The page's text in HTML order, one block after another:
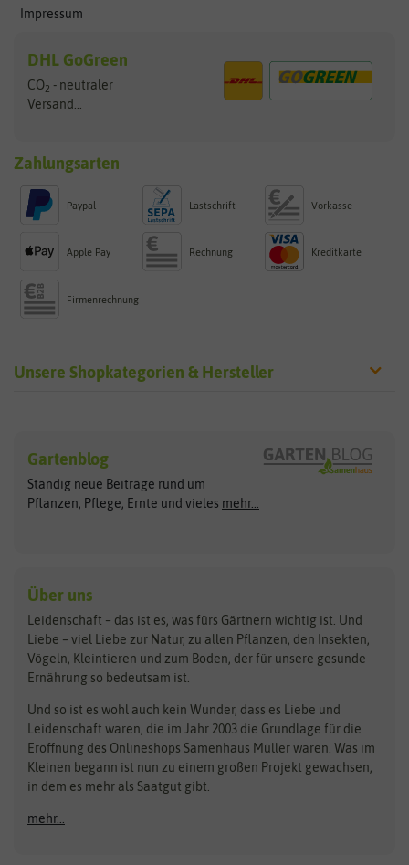
Impressum
DHL GoGreen
CO2 - neutraler
Versand...
Zahlungsarten
Paypal Lastschrift Vorkasse
Apple Pay Rechnung Kreditkarte
Firmenrechnung
Unsere Shopkategorien & Hersteller
Exotische Samen
Gemüsesamen
Gründünger
Kräutersamen
Obstsamen
Pilzbrut
Rasensamen
Steckzwiebeln
Zimmer & Kübelpflanzen
Kataloge
Schnäppchen
Anzucht & Gartenzubehör
Anzuchtschalen
Arche Noah
ASB Greenworld
Benary
Bingenheimer Saatgut
Bionana
BIOWOL
Blumicorn
Bûten Birds
Clever Pots
COMPO
Dürr-Samen
Feldsaaten Freudenberger
Fertil
Flora Elite
Gartenblog
Ständig neue Beiträge rund um
Pflanzen, Pflege, Ernte und vieles mehr...
Über uns
Leidenschaft – das ist es, was fürs Gärtnern wichtig ist. Und
Liebe – viel Liebe zur Natur, zu allen Pflanzen, den Insekten,
Vögeln, Kleintieren und zum Boden, der für unsere gesunde
Ernährung so bedeutsam ist.
Und so ist es wohl auch kein Wunder, dass es Liebe und
Leidenschaft waren, die im Jahr 2003 die Grundlage für die
Eröffnung des Onlineshops Samenhaus Müller waren. Was im
Kleinen begann ist nun zu einem großen Projekt gewachsen,
in dem es mehr als Saatgut gibt.
mehr...